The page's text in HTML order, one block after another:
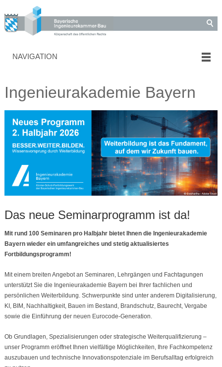
NAVIGATION
Ingenieurakademie Bayern
Das neue Seminarprogramm ist da!
Mit rund 100 Seminaren pro Halbjahr bietet Ihnen die Ingenieurakademie
Bayern wieder ein umfangreiches und stetig aktualisiertes
Fortbildungsprogramm!
Mit einem breiten Angebot an Seminaren, Lehrgängen und Fachtagungen
unterstützt Sie die Ingenieurakademie Bayern bei Ihrer fachlichen und
persönlichen Weiterbildung. Schwerpunkte sind unter anderem Digitalisierung,
KI, BIM, Nachhaltigkeit, Bauen im Bestand, Brandschutz, Baurecht, Vergabe
sowie die Einführung der neuen Eurocode-Generation.
Ob Grundlagen, Spezialisierungen oder strategische Weiterqualifizierung –
unser Programm eröffnet Ihnen vielfältige Möglichkeiten, Ihre Fachkompetenz
auszubauen und technische Innovationspotenziale im Berufsalltag erfolgreich